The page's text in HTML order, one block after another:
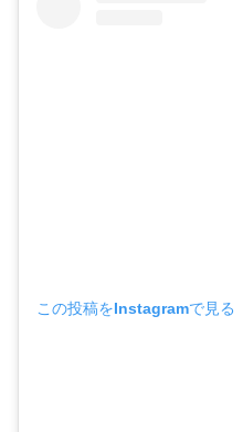
この投稿をInstagramで見る